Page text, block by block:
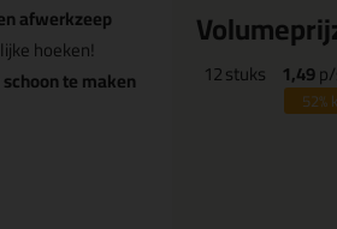
afwerkzeep
hoeken!
te maken
12stuks 1,49
52%